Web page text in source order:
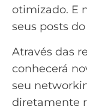
otimizado. E
seus posts
Através das
conhecerá
seu
diretamente